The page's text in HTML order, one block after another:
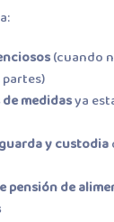
(cuando
medidasya
y custodia
pensión de